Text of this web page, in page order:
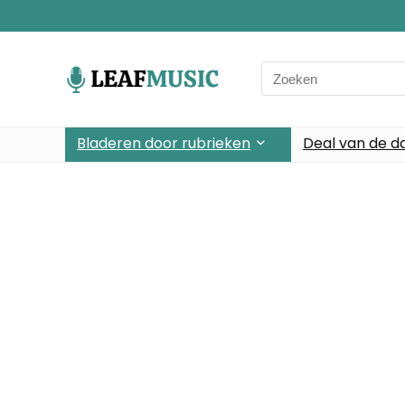
Bladeren door rubrieken Deal van de